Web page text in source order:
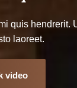
quis hendrerit.
laoreet.
video